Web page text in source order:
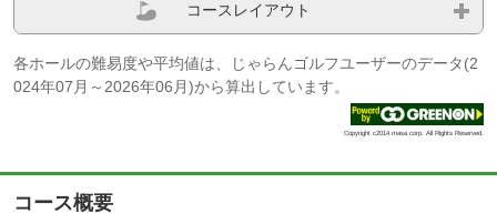
コースレイアウト
各ホールの難易度や平均値は、じゃらんゴルフユーザーのデータ(2
024年07月～2026年06月)から算出しています。
Copyright c2014 masa corp. All Rights Reserved.
コース概要